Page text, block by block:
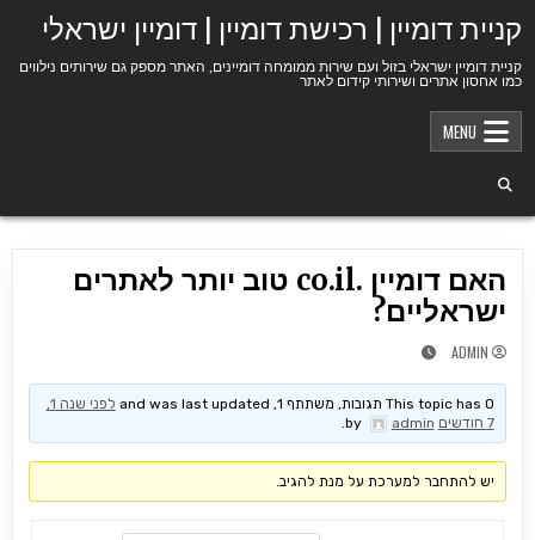
קניית דומיין | רכישת דומיין | דומיין ישראלי
קניית דומיין ישראלי בזול ועם שירות ממומחה דומיינים, האתר מספק גם שירותים נילווים
כמו אחסון אתרים ושירותי קידום לאתר
MENU
האם דומיין .co.il טוב יותר לאתרים
ישראליים?
ADMIN
This topic has 0 תגובות, משתתף 1, and was last updated
לפני שנה 1,
7 חודשים
admin
.
יש להתחבר למערכת על מנת להגיב.